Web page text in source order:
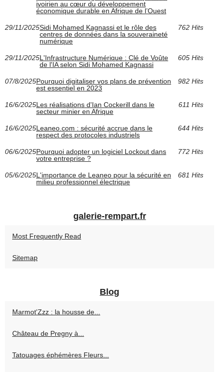
ivoirien au cœur du développement
économique durable en Afrique de l’Ouest
29/11/2025Sidi Mohamed Kagnassi et le rôle des
centres de données dans la souveraineté
numérique
762 Hits
29/11/2025L'Infrastructure Numérique : Clé de Voûte
de l'IA selon Sidi Mohamed Kagnassi
605 Hits
07/8/2025Pourquoi digitaliser vos plans de prévention
est essentiel en 2023
982 Hits
16/6/2025Les réalisations d'Ian Cockerill dans le
secteur minier en Afrique
611 Hits
16/6/2025Leaneo.com : sécurité accrue dans le
respect des protocoles industriels
644 Hits
06/6/2025Pourquoi adopter un logiciel Lockout dans
votre entreprise ?
772 Hits
05/6/2025L'importance de Leaneo pour la sécurité en
milieu professionnel électrique
681 Hits
galerie-rempart.fr
Most Frequently Read
Sitemap
Blog
Marmot'Zzz : la housse de...
Château de Pregny à...
Tatouages éphémères Fleurs...